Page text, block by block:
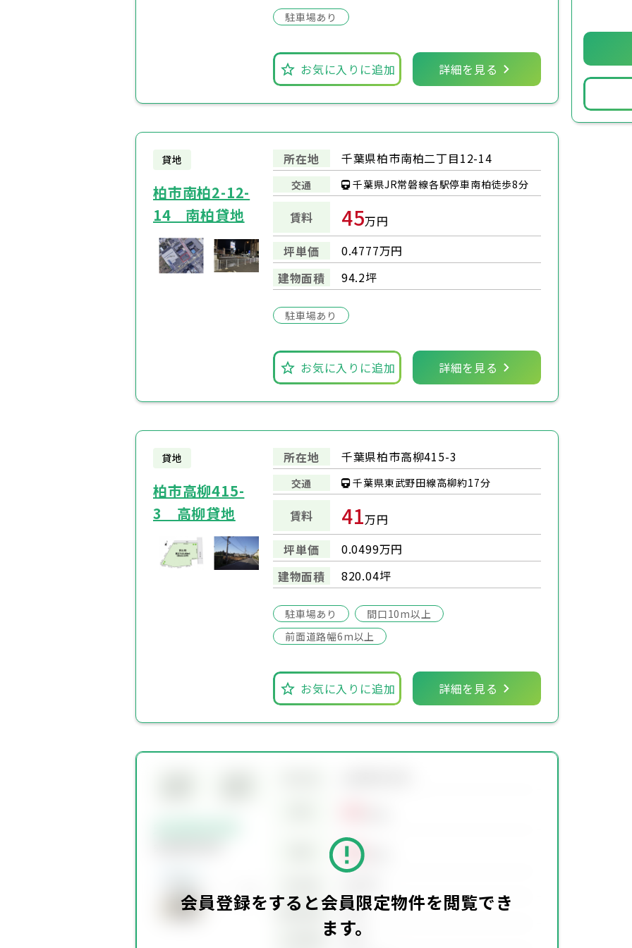
駐車場あり
お気に入りに追加 詳細を見る
貸地
柏市南柏2-12-
14 南柏貸地
所在地 千葉県柏市南柏二丁目12-14
交通 千葉県JR常磐線各駅停車南柏徒歩8分
賃料 45万円
坪単価
0.4777万円
建物面積
94.2坪
駐車場あり
お気に入りに追加 詳細を見る
貸地
柏市高柳415-
3 高柳貸地
所在地 千葉県柏市高柳415-3
交通 千葉県東武野田線高柳約17分
賃料 41万円
坪単価
0.0499万円
建物面積
820.04坪
駐車場あり
間口10m以上
前面道路幅6m以上
お気に入りに追加 詳細を見る
会員登録をすると会員限定物件を閲覧でき
ます。
00
建物面積
00坪
土地面積
00坪